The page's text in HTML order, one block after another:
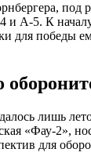
А-5. К
для победы
лишь
«Фау-2»,
для